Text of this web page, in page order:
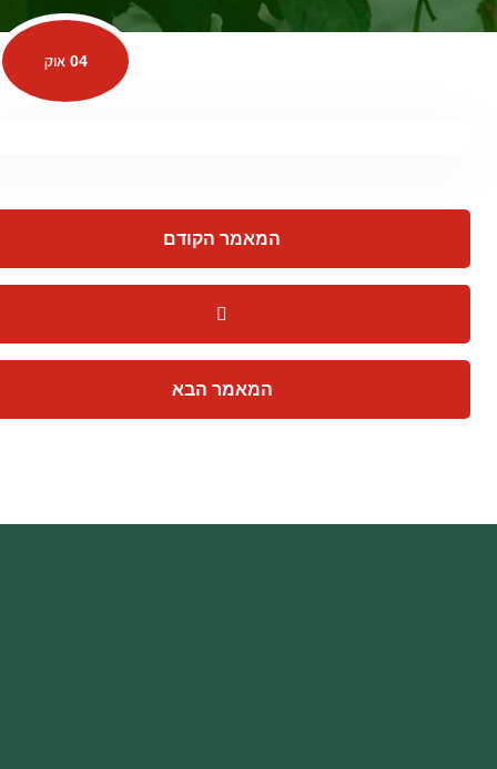
04 אוק
המאמר הקודם
המאמר הבא